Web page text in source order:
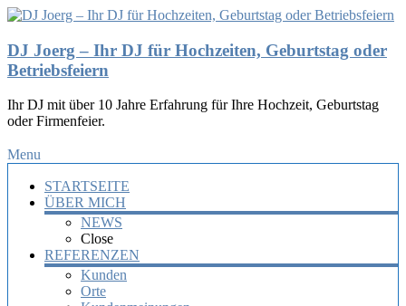
DJ Joerg – Ihr DJ für Hochzeiten, Geburtstag oder
Betriebsfeiern
Ihr DJ mit über 10 Jahre Erfahrung für Ihre Hochzeit, Geburtstag
oder Firmenfeier.
Menu
STARTSEITE
ÜBER MICH
NEWS
Close
REFERENZEN
Kunden
Orte